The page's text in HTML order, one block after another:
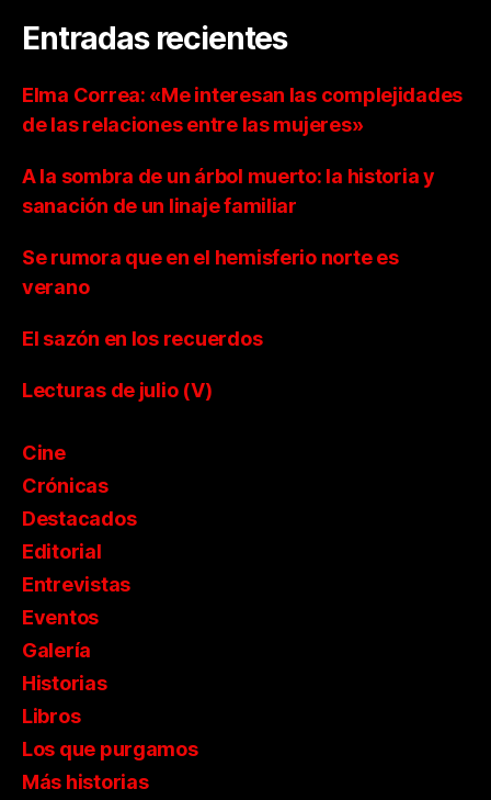
Entradas recientes
Elma Correa: «Me interesan las complejidades
de las relaciones entre las mujeres»
A la sombra de un árbol muerto: la historia y
sanación de un linaje familiar
Se rumora que en el hemisferio norte es
verano
El sazón en los recuerdos
Lecturas de julio (V)
Cine
Crónicas
Destacados
Editorial
Entrevistas
Eventos
Galería
Historias
Libros
Los que purgamos
Más historias